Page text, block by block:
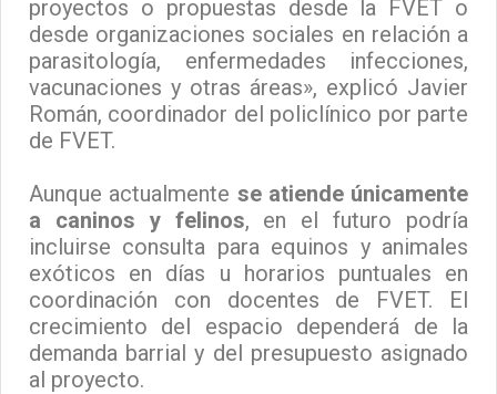
proyectos o propuestas desde la FVET o
desde organizaciones sociales en relación a
parasitología, enfermedades infecciones,
vacunaciones y otras áreas», explicó Javier
Román, coordinador del policlínico por parte
de FVET.
Aunque actualmente se atiende únicamente
a caninos y felinos, en el futuro podría
incluirse consulta para equinos y animales
exóticos en días u horarios puntuales en
coordinación con docentes de FVET. El
crecimiento del espacio dependerá de la
demanda barrial y del presupuesto asignado
al proyecto.